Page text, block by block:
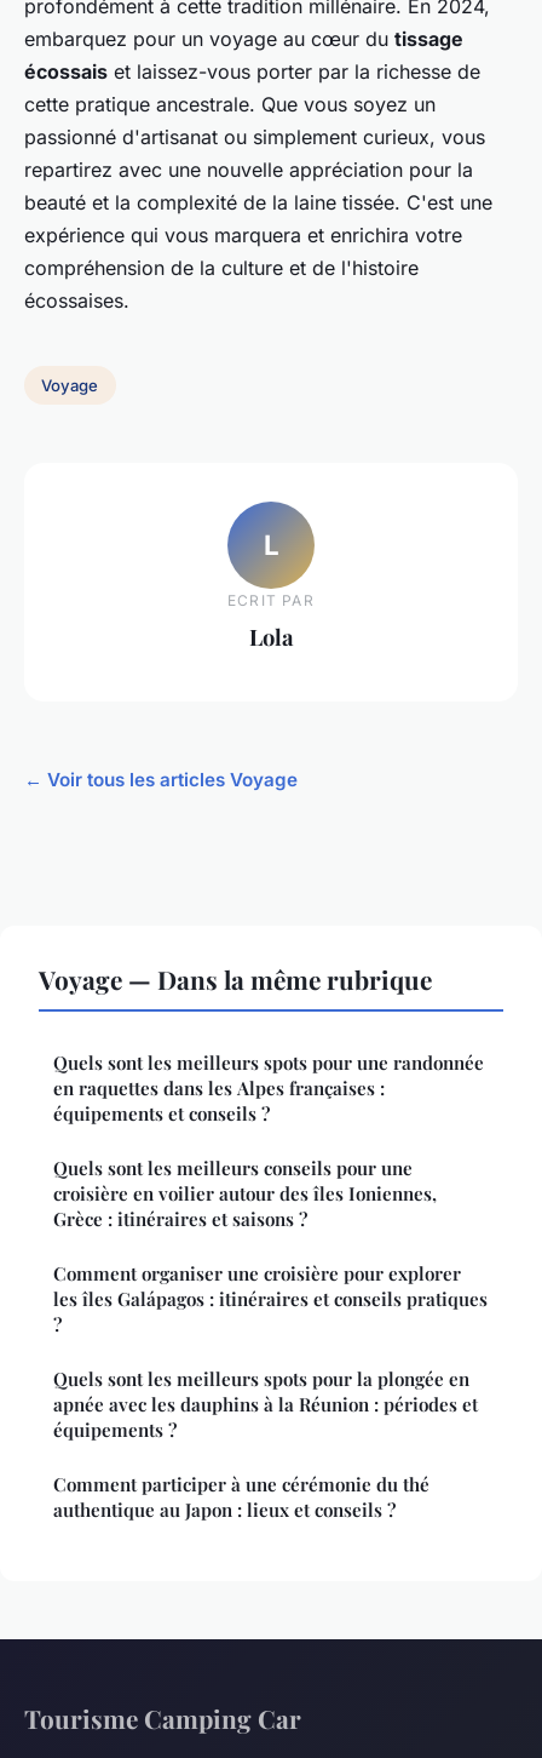
profondément à cette tradition millénaire. En 2024,
embarquez pour un voyage au cœur du tissage
écossais et laissez-vous porter par la richesse de
cette pratique ancestrale. Que vous soyez un
passionné d'artisanat ou simplement curieux, vous
repartirez avec une nouvelle appréciation pour la
beauté et la complexité de la laine tissée. C'est une
expérience qui vous marquera et enrichira votre
compréhension de la culture et de l'histoire
écossaises.
Voyage
L
ECRIT PAR
Lola
← Voir tous les articles Voyage
Voyage — Dans la même rubrique
Quels sont les meilleurs spots pour une randonnée
en raquettes dans les Alpes françaises :
équipements et conseils ?
Quels sont les meilleurs conseils pour une
croisière en voilier autour des îles Ioniennes,
Grèce : itinéraires et saisons ?
Comment organiser une croisière pour explorer
les îles Galápagos : itinéraires et conseils pratiques
?
Quels sont les meilleurs spots pour la plongée en
apnée avec les dauphins à la Réunion : périodes et
équipements ?
Comment participer à une cérémonie du thé
authentique au Japon : lieux et conseils ?
Tourisme Camping Car